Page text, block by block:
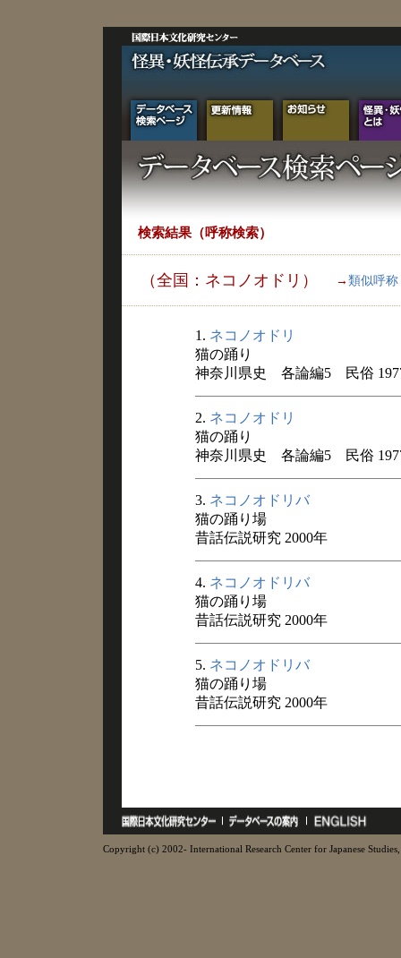
検索結果（呼称検索）
（全国：ネコノオドリ） → 類似呼称
1. ネコノオドリ
猫の踊り
神奈川県史 各論編5 民俗
2. ネコノオドリ
猫の踊り
神奈川県史 各論編5 民俗
3. ネコノオドリバ
猫の踊り場
昔話伝説研究 2000年
4. ネコノオドリバ
猫の踊り場
昔話伝説研究 2000年
5. ネコノオドリバ
猫の踊り場
昔話伝説研究 2000年
Copyright (c) 2002- International Research Center for Japanese